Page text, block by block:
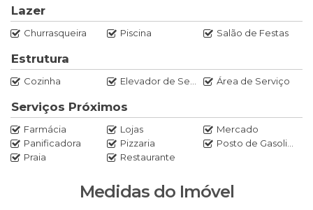
LAZER PARA A FAMÍLIA para os dias off da areia:
Piscina
Espaço Fitness
Brinquedoteca
Salão de Festas
Lounge externo
PENHA - Praia da Armação.
Localizada no litoral norte catarinense, Penha se destaca
por seu alto crescimento econômico e elevado potencial
Lazer
Churrasqueira Piscina Salão de Festas
Estrutura
Cozinha Elevador de Serviço Área de Serviço
Serviços Próximos
Farmácia Lojas
Mercado
Panificadora
Pizzaria
Posto de Gasolina
Praia
Restaurante
Medidas do Imóvel